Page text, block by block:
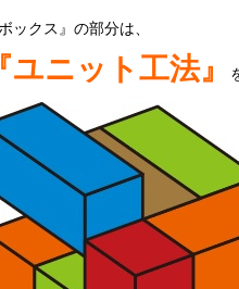
ボックス』の部分は、
『ユニット工法』